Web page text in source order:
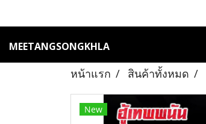
MEETANGSONGKHLA
หน้าแรก สินค้าทั้งหมด
New